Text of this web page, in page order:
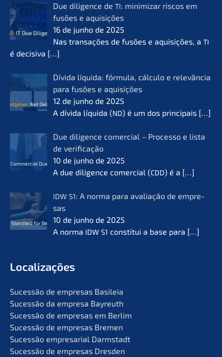
Due diligence de TI: minimi­zar riscos em
fusões e aquisi­ções
16 de junho de 2025
Nas transa­ções de fusões e aquisi­ções, a TI
é decisi­va […]
Dívida líqui­da: fórmu­la, cálcu­lo e relevân­cia
para fusões e aquisi­ções
12 de junho de 2025
A dívida líqui­da (ND) é um dos princi­pais […]
Due diligence comer­cial – Proces­so e lista
de verifi­ca­ção
10 de junho de 2025
A due diligence comer­cial (CDD) é a […]
IDW S1: A norma para avalia­ção de empre­
sas
10 de junho de 2025
A norma IDW S1 consti­tui a base para […]
Locali­za­ções
Suces­são de empre­sas Basileia
Suces­são da empre­sa Bayreuth
Suces­são de empre­sas em Berlim
Suces­são de empre­sas Bremen
Suces­são empre­sa­ri­al Darmstadt
Suces­são de empre­sas Dresden